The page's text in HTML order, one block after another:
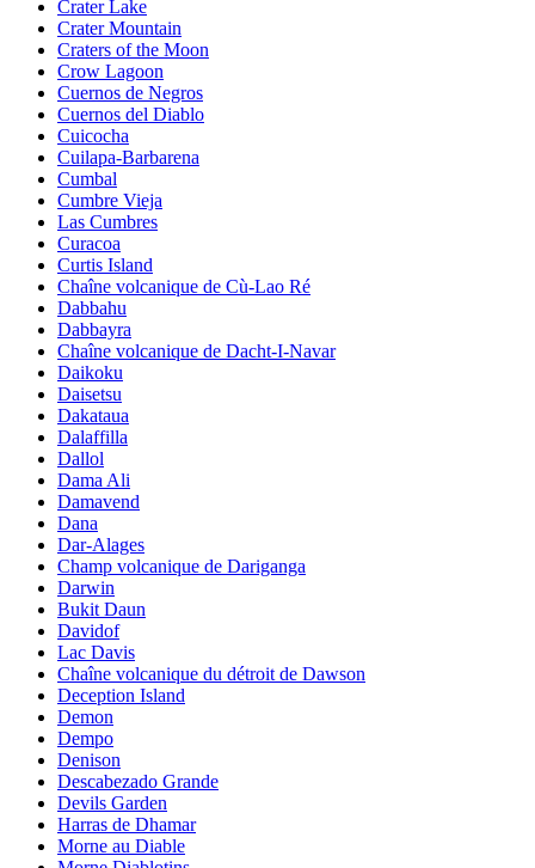
Crater Lake
Crater Mountain
Craters of the Moon
Crow Lagoon
Cuernos de Negros
Cuernos del Diablo
Cuicocha
Cuilapa-Barbarena
Cumbal
Cumbre Vieja
Las Cumbres
Curacoa
Curtis Island
Chaîne volcanique de Cù-Lao Ré
Dabbahu
Dabbayra
Chaîne volcanique de Dacht-I-Navar
Daikoku
Daisetsu
Dakataua
Dalaffilla
Dallol
Dama Ali
Damavend
Dana
Dar-Alages
Champ volcanique de Dariganga
Darwin
Bukit Daun
Davidof
Lac Davis
Chaîne volcanique du détroit de Dawson
Deception Island
Demon
Dempo
Denison
Descabezado Grande
Devils Garden
Harras de Dhamar
Morne au Diable